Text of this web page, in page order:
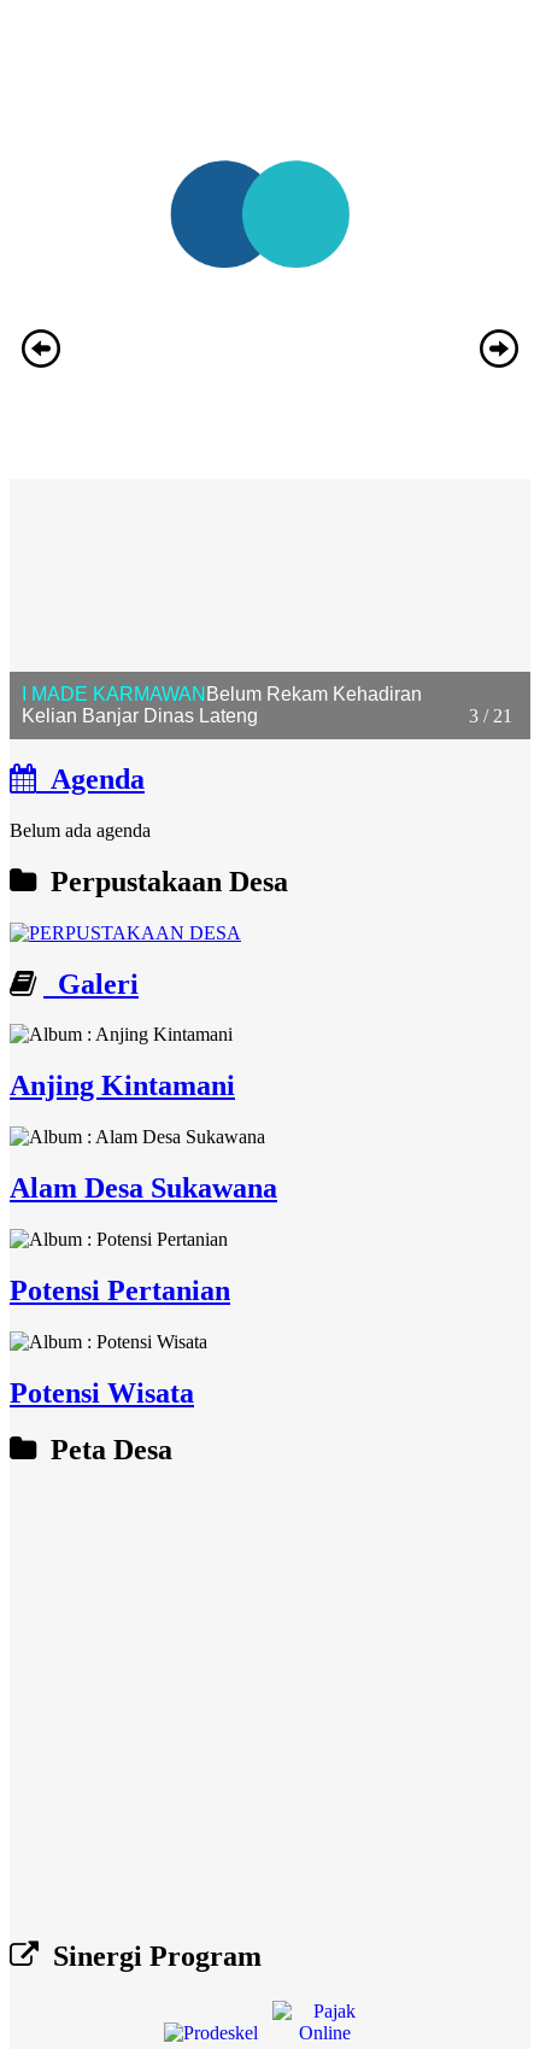
3 / 21
I MADE KARMAWAN Belum Rekam Kehadiran
Kelian Banjar Dinas Lateng
Agenda
Belum ada agenda
Perpustakaan Desa
Galeri
Anjing Kintamani
Alam Desa Sukawana
Potensi Pertanian
Potensi Wisata
Peta Desa
Sinergi Program